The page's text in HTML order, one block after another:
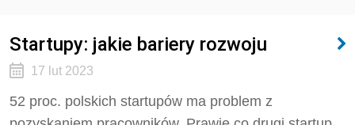
Startupy: jakie bariery rozwoju
17 lut 2023
52 proc. polskich startupów ma problem z